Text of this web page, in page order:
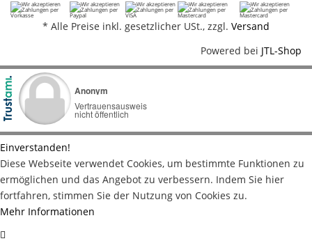
* Alle Preise inkl. gesetzlicher USt., zzgl. Versand
Powered bei JTL-Shop
Einverstanden!
Diese Webseite verwendet Cookies, um bestimmte Funktionen zu
ermöglichen und das Angebot zu verbessern. Indem Sie hier
fortfahren, stimmen Sie der Nutzung von Cookies zu.
Mehr Informationen